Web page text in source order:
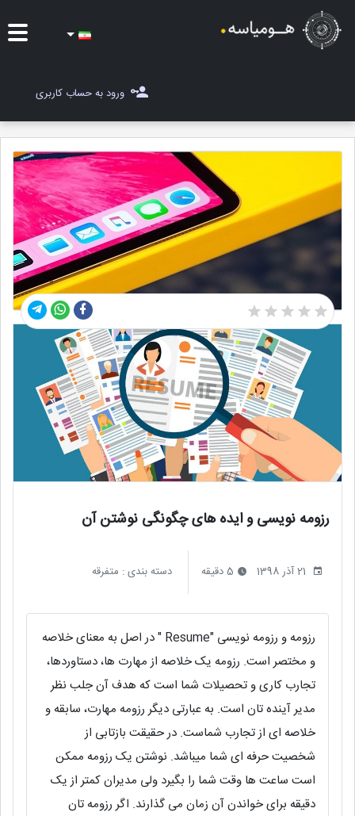
مسابقات
مجله هومیاسه
ثبت ایده
ورود به حساب کاربری
رزومه نویسی و ایده های چگونگی نوشتن آن
21 آذر 1398 دسته بندی : متفرقه
رزومه و رزومه نویسی "Resume " در اصل به معنای خلاصه
و مختصر است. رزومه یک خلاصه از مهارت ها، دستاوردها،
تجارب کاری و تحصیلات شما است که هدف آن جلب نظر
مدیر آینده تان است. به عبارتی دیگر رزومه مهارت، سابقه و
خلاصه ای از تجارب شماست. در حقیقت بازتابی از
شخصیت حرفه ای شما میباشد. نوشتن یک رزومه ممكن
است ساعت ها وقت شما را بگیرد ولی مدیران کمتر از یک
دقیقه برای خواندن آن زمان می گذارند. اگر رزومه تان